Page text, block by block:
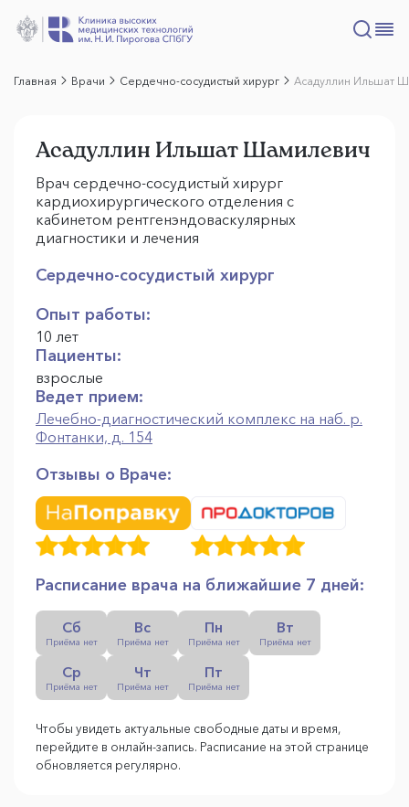
Главная Врачи Сердечно-сосудистый хирург Асадуллин Ильшат
Асадуллин Ильшат Шамилевич
Врач сердечно-сосудистый хирург
кардиохирургического отделения с
кабинетом рентгенэндоваскулярных
диагностики и лечения
Сердечно-сосудистый хирург
Опыт работы:
10 лет
Пациенты:
взрослые
Ведет прием:
Лечебно-диагностический комплекс на наб. р.
Фонтанки, д. 154
Отзывы о Враче:
Расписание врача на ближайшие 7 дней:
Сб
Приёма нет
Вс
Приёма нет
Пн
Приёма нет
Вт
Приёма нет
Ср
Приёма нет
Чт
Приёма нет
Пт
Приёма нет
Чтобы увидеть актуальные свободные даты и время,
перейдите в онлайн-запись. Расписание на этой странице
обновляется регулярно.